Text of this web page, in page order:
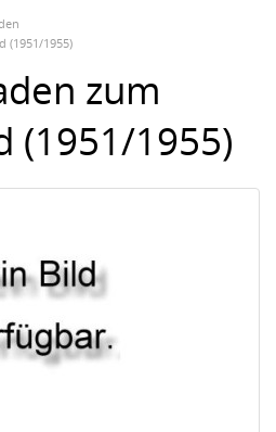
(1951/1955)
zum
(1951/1955)